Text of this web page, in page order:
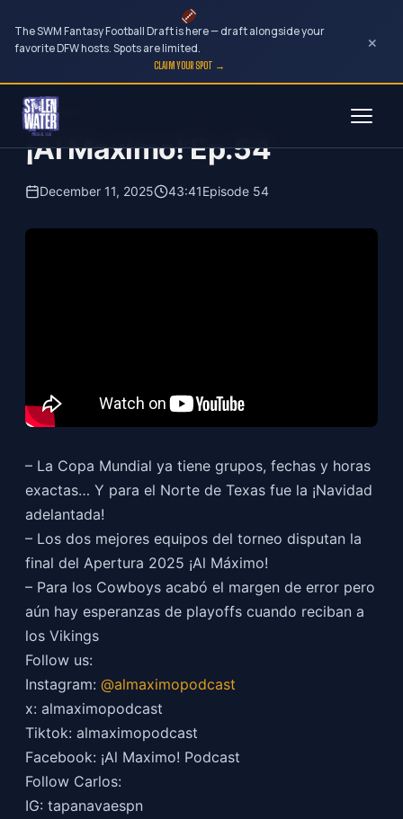
The SWM Fantasy Football Draft is here — draft alongside your
favorite DFW hosts. Spots are limited.
CLAIM YOUR SPOT →
×
Skip
content
¡Al Maximo!
¡Al Maximo! Ep.54
December 11, 2025 43:41Episode 54
– La Copa Mundial ya tiene grupos, fechas y horas
exactas… Y para el Norte de Texas fue la ¡Navidad
adelantada!
– Los dos mejores equipos del torneo disputan la
final del Apertura 2025 ¡Al Máximo!
– Para los Cowboys acabó el margen de error pero
aún hay esperanzas de playoffs cuando reciban a
los Vikings
Follow us:
Instagram: @almaximopodcast
x: almaximopodcast
Tiktok: almaximopodcast
Facebook: ¡Al Maximo! Podcast
Follow Carlos:
IG: tapanavaespn